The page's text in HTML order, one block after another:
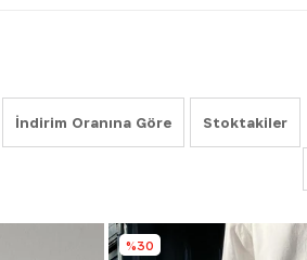
İndirim Oranına Göre Stoktakiler
%30